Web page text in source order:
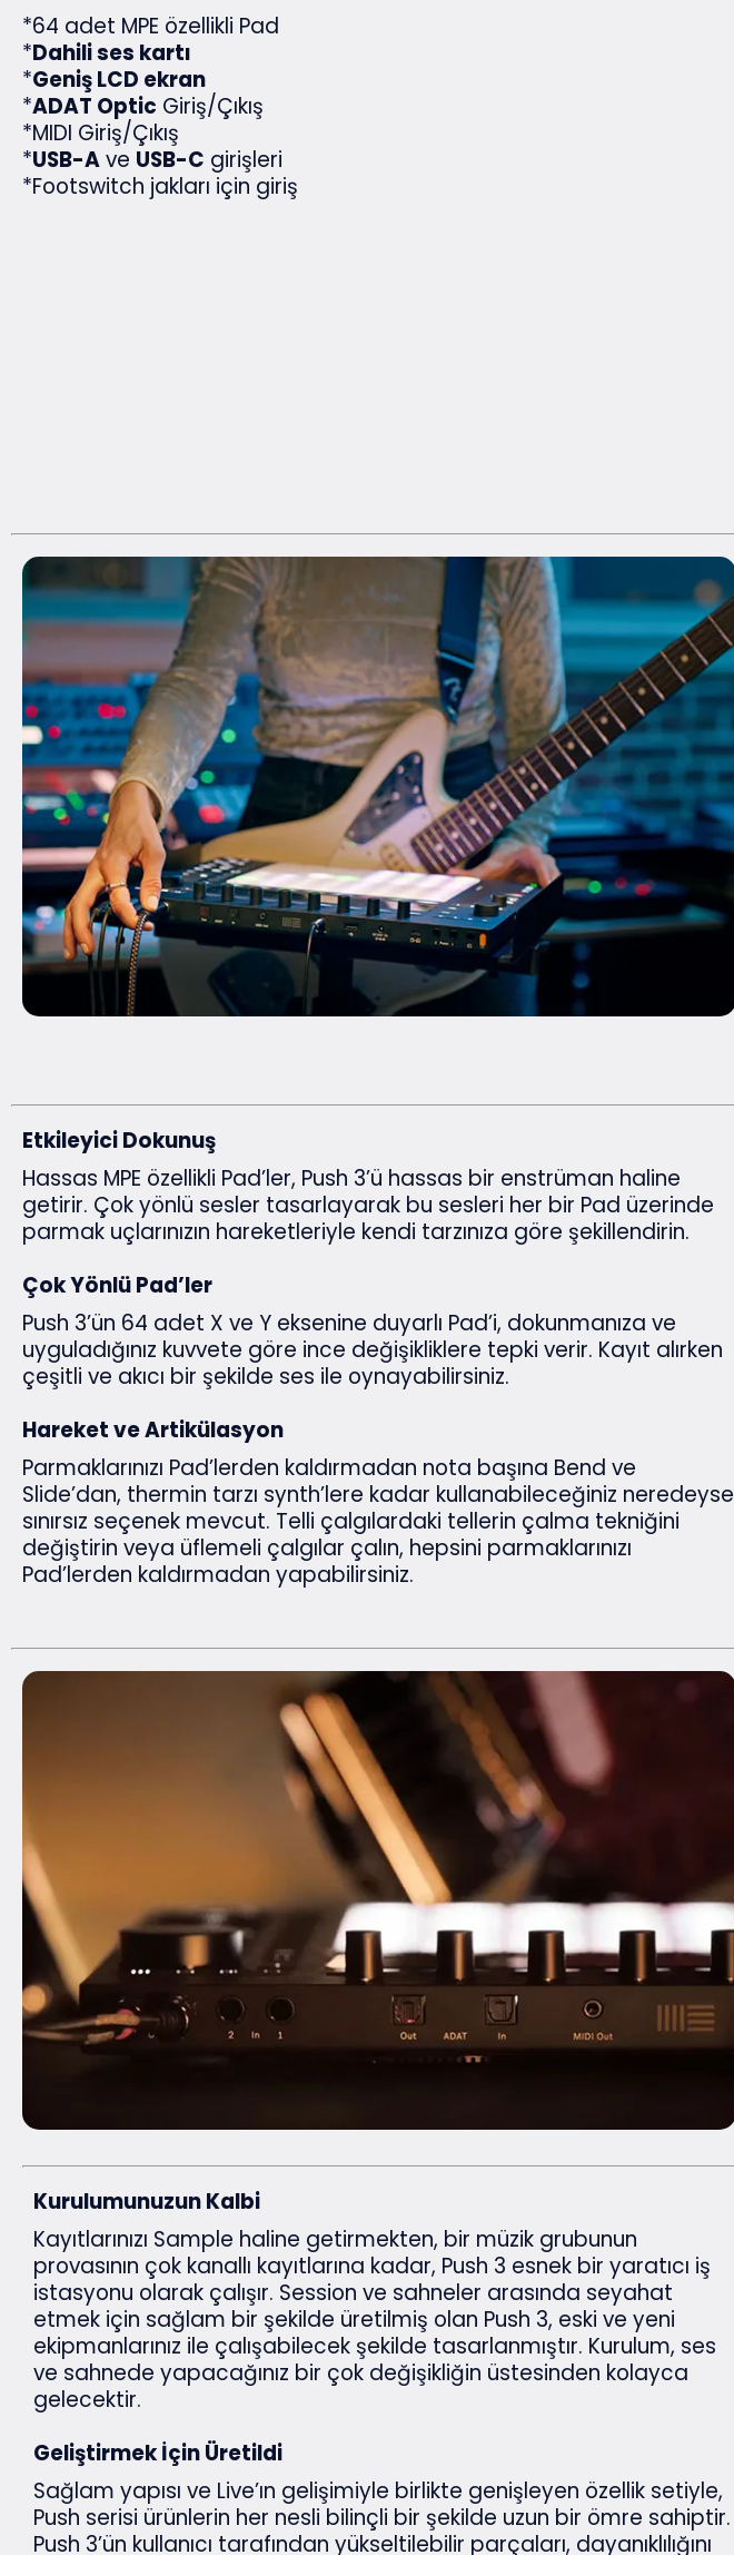
*64 adet MPE özellikli Pad
*Dahili ses kartı
*Geniş LCD ekran
*ADAT Optic Giriş/Çıkış
*MIDI Giriş/Çıkış
*USB-Ave USB-C girişleri
*Footswitch jakları için giriş
Etkileyici Dokunuş
Hassas MPE özellikli Pad’ler, Push 3’ü hassas bir enstrüman haline
getirir. Çok yönlü sesler tasarlayarak bu sesleri her bir Pad üzerinde
parmak uçlarınızın hareketleriyle kendi tarzınıza göre şekillendirin.
Çok Yönlü Pad’ler
Push 3’ün 64 adet X ve Y eksenine duyarlı Pad’i, dokunmanıza ve
uyguladığınız kuvvete göre ince değişikliklere tepki verir. Kayıt alırken
çeşitli ve akıcı bir şekilde ses ile oynayabilirsiniz.
Hareket ve Artikülasyon
Parmaklarınızı Pad’lerden kaldırmadan nota başına Bend ve
Slide’dan, thermin tarzı synth’lere kadar kullanabileceğiniz neredeyse
sınırsız seçenek mevcut. Telli çalgılardaki tellerin çalma tekniğini
değiştirin veya üflemeli çalgılar çalın, hepsini parmaklarınızı
Pad’lerden kaldırmadan yapabilirsiniz.
Kurulumunuzun Kalbi
Kayıtlarınızı Sample haline getirmekten, bir müzik grubunun
provasının çok kanallı kayıtlarına kadar, Push 3 esnek bir yaratıcı iş
istasyonu olarak çalışır. Session ve sahneler arasında seyahat
etmek için sağlam bir şekilde üretilmiş olan Push 3, eski ve yeni
ekipmanlarınız ile çalışabilecek şekilde tasarlanmıştır. Kurulum, ses
ve sahnede yapacağınız bir çok değişikliğin üstesinden kolayca
gelecektir.
Geliştirmek İçin Üretildi
Sağlam yapısı ve Live’ın gelişimiyle birlikte genişleyen özellik setiyle,
Push serisi ürünlerin her nesli bilinçli bir şekilde uzun bir ömre sahiptir.
Push 3’ün kullanıcı tarafından yükseltilebilir parçaları, dayanıklılığını